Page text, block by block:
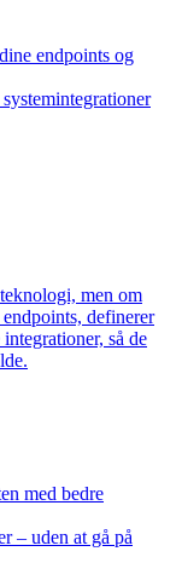
endpoints og
men om
definerer
så de
med bedre
– uden at gå på